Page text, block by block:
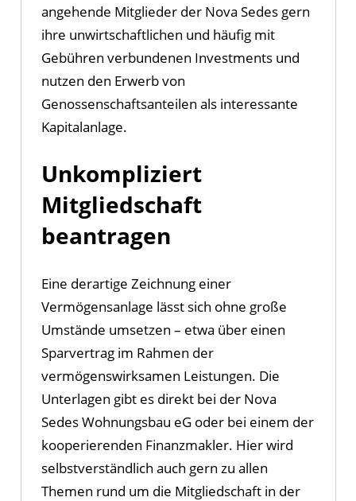
angehende Mitglieder der Nova Sedes gern
ihre unwirtschaftlichen und häufig mit
Gebühren verbundenen Investments und
nutzen den Erwerb von
Genossenschaftsanteilen als interessante
Kapitalanlage.
Unkompliziert
Mitgliedschaft
beantragen
Eine derartige Zeichnung einer
Vermögensanlage lässt sich ohne große
Umstände umsetzen – etwa über einen
Sparvertrag im Rahmen der
vermögenswirksamen Leistungen. Die
Unterlagen gibt es direkt bei der Nova
Sedes Wohnungsbau eG oder bei einem der
kooperierenden Finanzmakler. Hier wird
selbstverständlich auch gern zu allen
Themen rund um die Mitgliedschaft in der